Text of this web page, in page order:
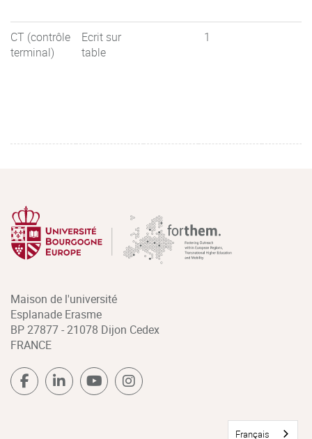
CT (contrôle
terminal)
Ecrit sur
table
1
Maison de l'université
Esplanade Erasme
BP 27877 - 21078 Dijon Cedex
FRANCE
Français